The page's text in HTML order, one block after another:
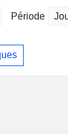
Période